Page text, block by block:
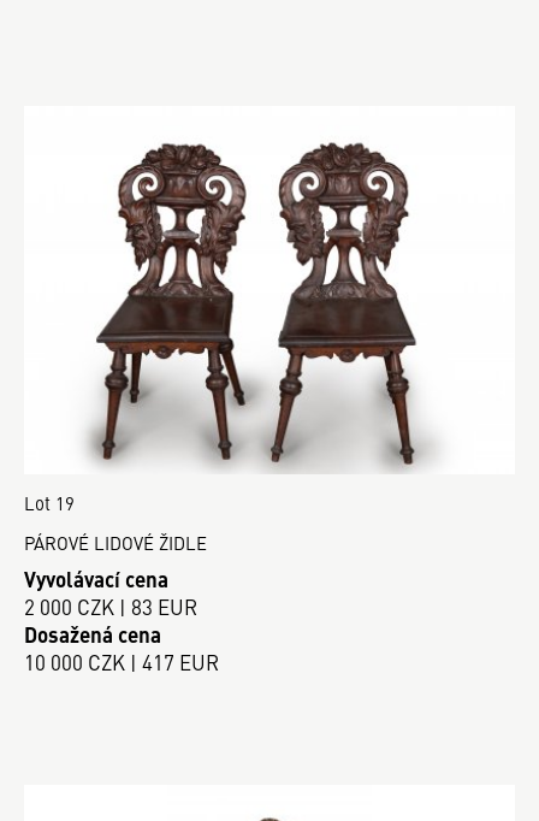
Lot 19
PÁROVÉ LIDOVÉ ŽIDLE
Vyvolávací cena
2 000 CZK | 83 EUR
Dosažená cena
10 000 CZK | 417 EUR